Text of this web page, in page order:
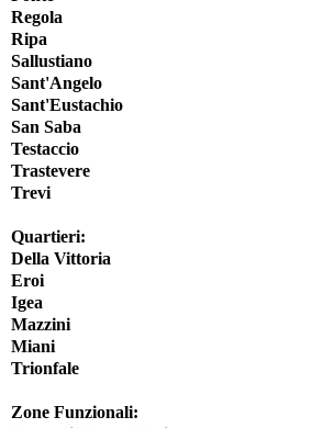
Regola
Ripa
Sallustiano
Sant'Angelo
Sant'Eustachio
San Saba
Testaccio
Trastevere
Trevi
Quartieri:
Della Vittoria
Eroi
Igea
Mazzini
Miani
Trionfale
Zone Funzionali: